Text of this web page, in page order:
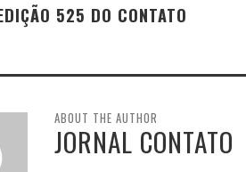
525 DO CONTATO
ABOUT THE AUTHOR
JORNAL CONTATO